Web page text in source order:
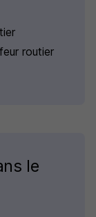
routier
le